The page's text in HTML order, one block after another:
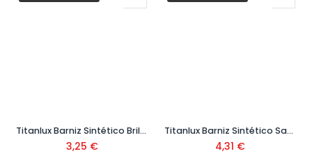
Titanlux Barniz Sintético Brillante 037 125 ml
3,25 €
Titanlux Barniz Sintético Satinado 03R 125 ml
4,31 €